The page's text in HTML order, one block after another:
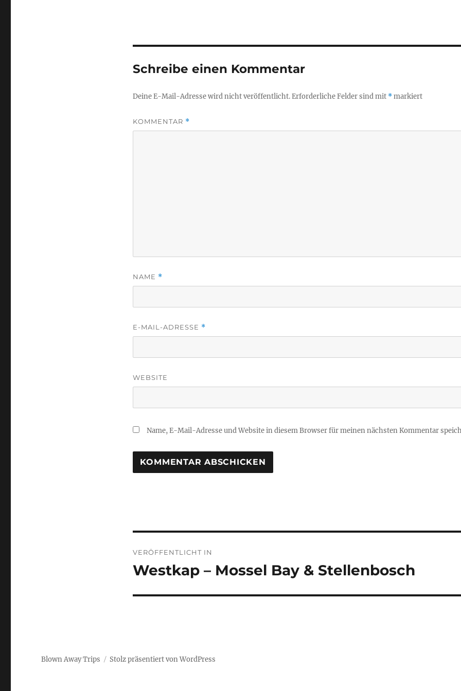
Schreibe einen Kommentar
Deine E-Mail-Adresse wird nicht veröffentlicht.Erforderliche Felder sind mit *markiert
KOMMENTAR *
NAME *
E-MAIL-ADRESSE *
WEBSITE
Name, E-Mail-Adresse und Website in diesem Browser für meinen nächsten Kommentar
VERÖFFENTLICHT IN
Westkap – Mossel Bay & Stellenbosch
Blown Away Trips Stolz präsentiert von WordPress